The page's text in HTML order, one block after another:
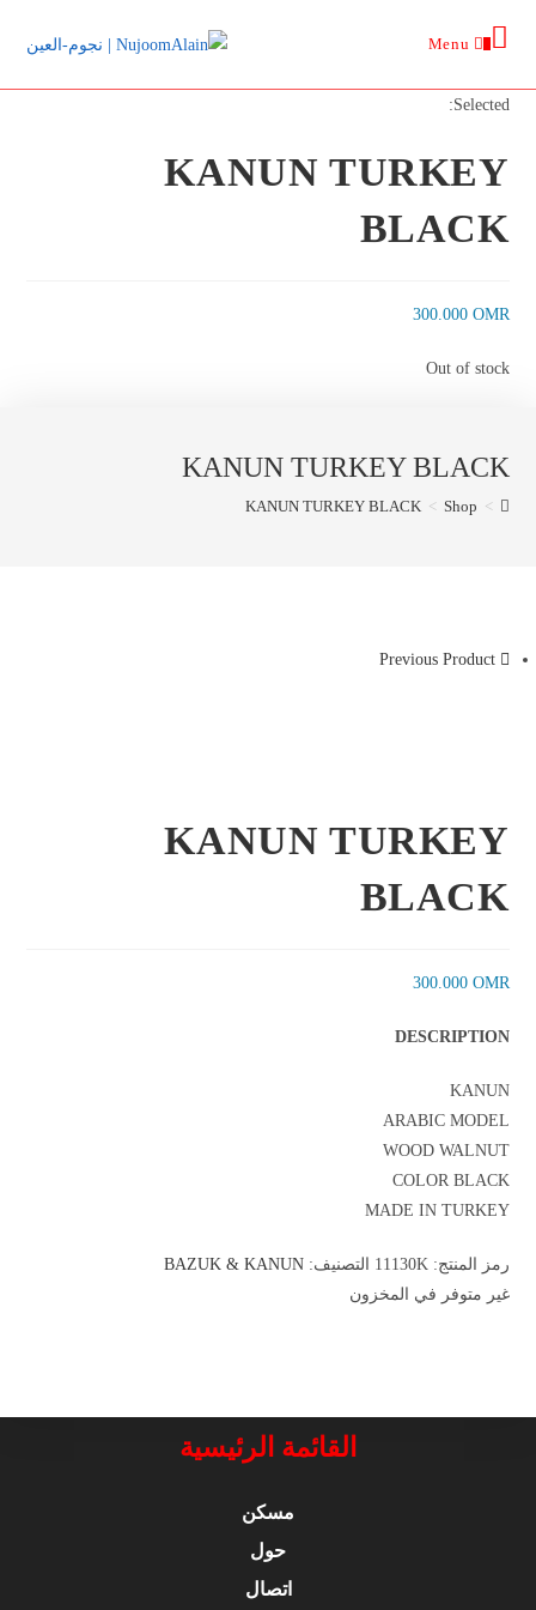
Menu
Selected:
KANUN TURKEY
BLACK
300.000 OMR
Out of stock
KANUN TURKEY BLACK
>
Shop
>
KANUN TURKEY BLACK
Previous Product
KANUN TURKEY
BLACK
300.000 OMR
DESCRIPTION
KANUN
ARABIC MODEL
WOOD WALNUT
COLOR BLACK
MADE IN TURKEY
رمز المنتج:11130K التصنيف:BAZUK & KANUN
غير متوفر في المخزون
القائمة الرئيسية
مسكن
حول
اتصال